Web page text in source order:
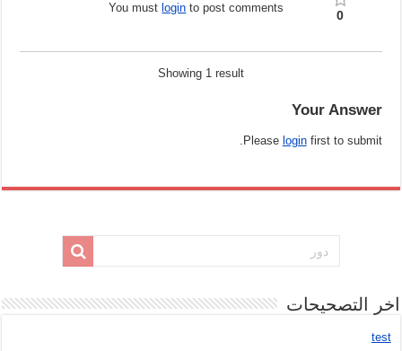
0
You mustloginto post comments
Showing 1 result
Your Answer
Pleaseloginfirst to submit.
التصحيحات
test